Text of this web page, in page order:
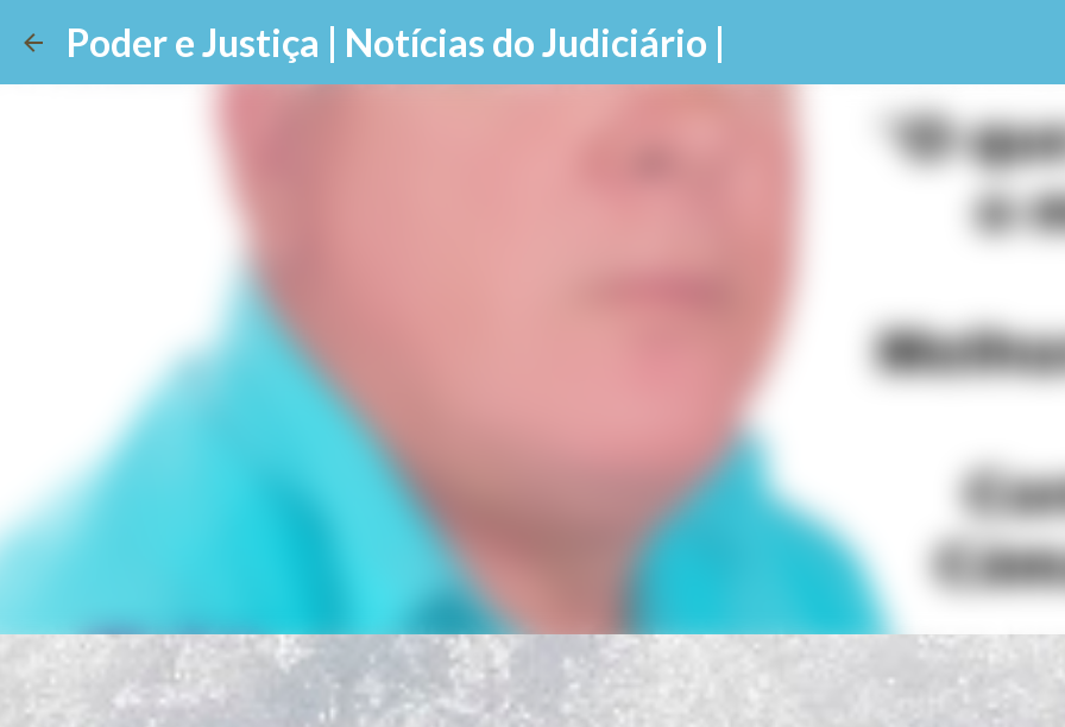
Pular para o conteúdo principal
Poder e Justiça | Notícias do Judiciário |